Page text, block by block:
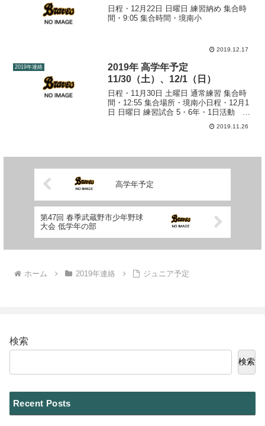
日程・12月22日 日曜日 練習納め 集合時
間・9:05 集合時間・境南小
2019.12.17
2019年連絡
2019年 高学年予定
11/30（土）、12/1（日）
日程・11月30日 土曜日 通常練習 集合時
間・12:55 集合場所・境南小日程・12月1
日 日曜日 練習試合 5・6年・1日活動 4
年・午後ジュニア懇親会 集合時間・9:10
集合時間・境南小 ●ユニフォーム着用（4
2019.11.26
高学年予定
第47回 春季武蔵野市少年野球
大会 低学年の部
ホーム 2019年連絡 ジュニア予定
検索
検索
Recent Posts